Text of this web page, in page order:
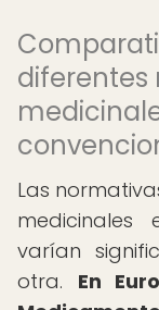
diferentes
Las
medicinales
varían
otra. En